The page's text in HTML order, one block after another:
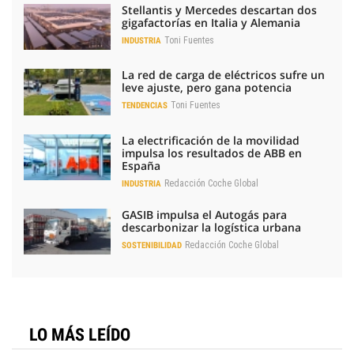
Stellantis y Mercedes descartan dos
gigafactorías en Italia y Alemania
INDUSTRIA Toni Fuentes
La red de carga de eléctricos sufre un
leve ajuste, pero gana potencia
TENDENCIAS Toni Fuentes
La electrificación de la movilidad
impulsa los resultados de ABB en
España
INDUSTRIA Redacción Coche Global
GASIB impulsa el Autogás para
descarbonizar la logística urbana
SOSTENIBILIDAD Redacción Coche Global
LO MÁS LEÍDO